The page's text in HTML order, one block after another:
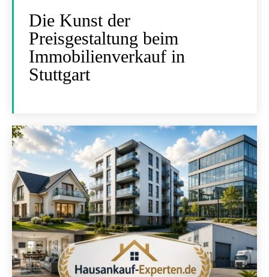
Die Kunst der
Preisgestaltung beim
Immobilienverkauf in
Stuttgart